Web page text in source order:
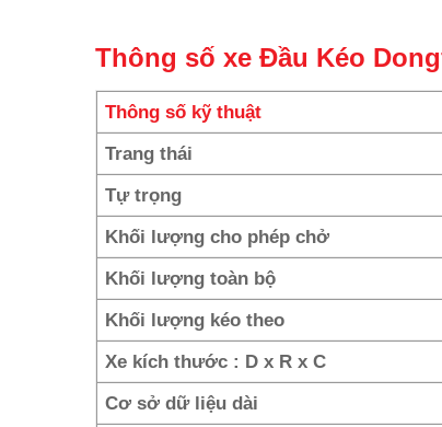
Thông số xe Đầu Kéo
Thông số kỹ thuật
Trang thái
Tự trọng
Khối lượng cho phép chở
Khối lượng toàn bộ
Khối lượng kéo theo
Xe kích thước : D x R x C
Cơ sở dữ liệu dài